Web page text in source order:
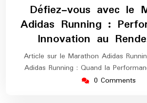
2026
Défiez-vous avec le
Adidas Running :
Innovation au
Article sur le Marathon Adidas
Adidas Running : Quand la
0 Comments